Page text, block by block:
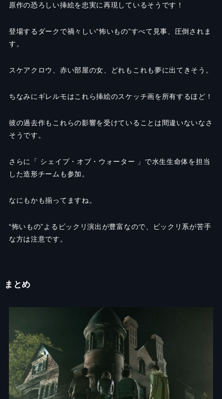
原作の恐ろしい挿絵を忠実に再現しているそうです！
登場するダークで禍々しい“怖いもの”すべて見事、圧倒されま
す。
スケアクロウ、赤い部屋の女、どれもこれも夢に出てきそう 。
ちなみにギレルモはこれら挿絵のスケッチ画を所有するほど！
彼の過去作もこれらの影響を受けていることは間違いないなさ
そうです。
さらに「 シェイプ・オブ・ウォーター 」で水生生命体を担当
した造形チームも参加。
なにもかも揃ってますね。
“怖いもの”よるビックリ演出が豊富なので、ビックリ系が苦手
な方は注意です。
まとめ